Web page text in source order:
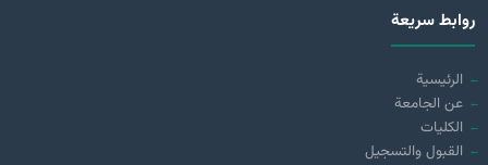
روابط سريعة
الرئيسية
عن الجامعة
الكليات
القبول والتسجيل